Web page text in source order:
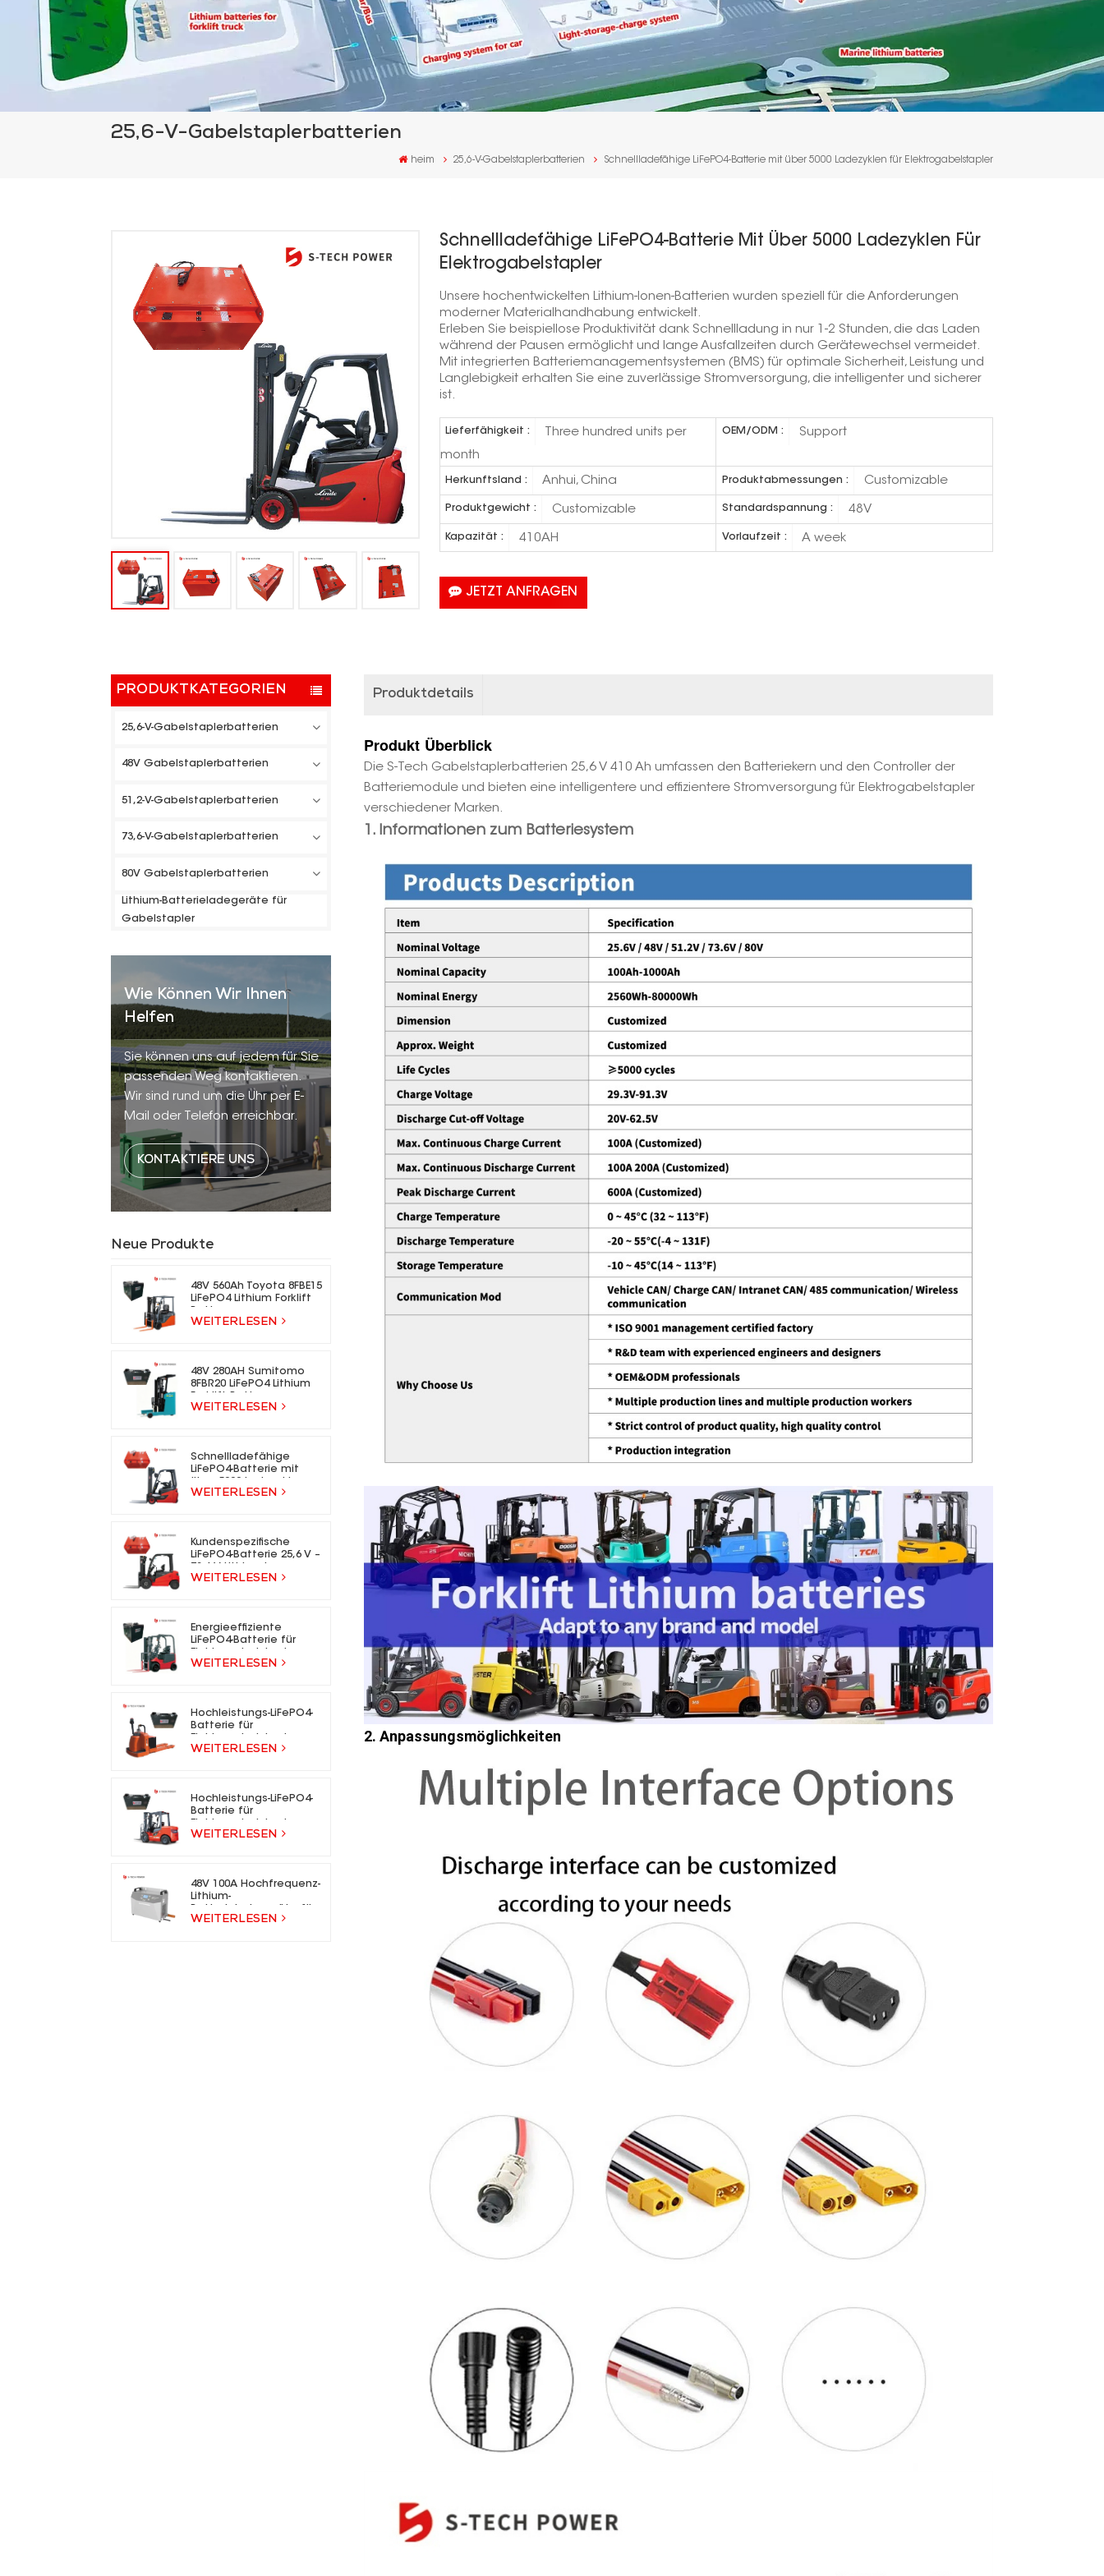
25,6-V-Gabelstaplerbatterien
heim 25,6-V-Gabelstaplerbatterien Schnellladefähige LiFePO4-Batterie mit über 5000 Ladezyklen für Elektrogabelstapler
Schnellladefähige LiFePO4-Batterie Mit Über 5000 Ladezyklen Für
Elektrogabelstapler
Unsere hochentwickelten Lithium-Ionen-Batterien wurden speziell für die Anforderungen
moderner Materialhandhabung entwickelt.
Erleben Sie beispiellose Produktivität dank Schnellladung in nur 1-2 Stunden, die das Laden
während der Pausen ermöglicht und lange Ausfallzeiten durch Gerätewechsel vermeidet.
Mit integrierten Batteriemanagementsystemen (BMS) für optimale Sicherheit, Leistung und
Langlebigkeit erhalten Sie eine zuverlässige Stromversorgung, die intelligenter und sicherer
ist.
Lieferfähigkeit :
Three hundred units per
month
OEM/ODM : Support
Herkunftsland : Anhui, China Produktabmessungen : Customizable
Produktgewicht : Customizable Standardspannung : 48V
Kapazität : 410AH Vorlaufzeit : A week
JETZT ANFRAGEN
PRODUKTKATEGORIEN
25,6-V-Gabelstaplerbatterien
48V Gabelstaplerbatterien
51,2-V-Gabelstaplerbatterien
73,6-V-Gabelstaplerbatterien
80V Gabelstaplerbatterien
Lithium-Batterieladegeräte für
Gabelstapler
Wie Können Wir Ihnen
Helfen
Sie können uns auf jedem für Sie
passenden Weg kontaktieren.
Wir sind rund um die Uhr per E-
Mail oder Telefon erreichbar.
KONTAKTIERE UNS
Neue Produkte
48V 560Ah Toyota 8FBE15
LiFePO4 Lithium Forklift
WEITERLESEN
48V 280AH Sumitomo
8FBR20 LiFePO4 Lithium
WEITERLESEN
Schnellladefähige
LiFePO4-Batterie mit
für Elektrogabelstapler
WEITERLESEN
Kundenspezifische
LiFePO4-Batterie 25,6 V –
Gabelstaplerbatterie
WEITERLESEN
Energieeffiziente
LiFePO4-Batterie für
WEITERLESEN
Hochleistungs-LiFePO4-
Batterie für
WEITERLESEN
Hochleistungs-LiFePO4-
Batterie für
WEITERLESEN
48V 100A Hochfrequenz-
Lithium-
Gabelstapler
WEITERLESEN
Produktdetails
Produkt Überblick
Die S-Tech Gabelstaplerbatterien 25,6 V 410 Ah umfassen den Batteriekern und den Controller der
Batteriemodule und bieten eine intelligentere und effizientere Stromversorgung für Elektrogabelstapler
verschiedener Marken.
1. Informationen zum Batteriesystem
2. Anpassungsmöglichkeiten